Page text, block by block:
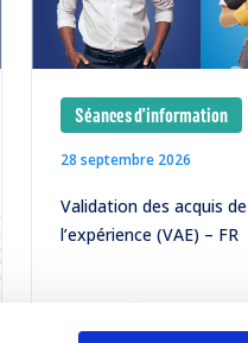
Séances d'information
28 septembre 2026
Validation des acquis de
l’expérience (VAE) – FR